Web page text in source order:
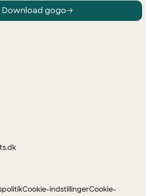
Download gogo
Cookie-indstillingerCookie-